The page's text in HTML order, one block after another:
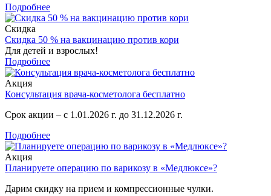
Подробнее
Скидка
Скидка 50 % на вакцинацию против кори
Для детей и взрослых!
Подробнее
Акция
Консультация врача-косметолога бесплатно
Срок акции – с 1.01.2026 г. до 31.12.2026 г.
Подробнее
Акция
Планируете операцию по варикозу в «Медлюксе»?
Дарим скидку на прием и компрессионные чулки.